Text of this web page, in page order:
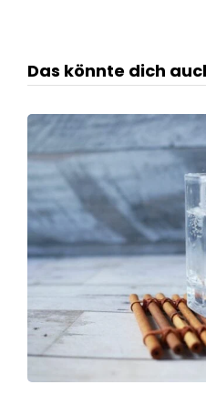
Das könnte dich